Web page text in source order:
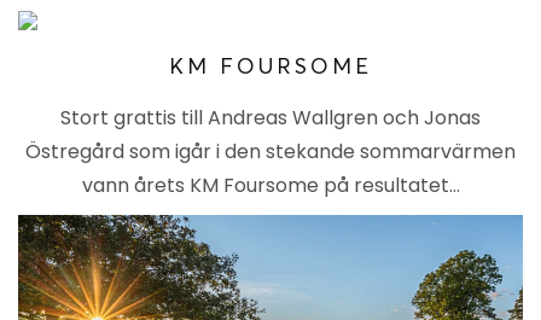
KM FOURSOME
Stort grattis till Andreas Wallgren och Jonas
Östregård som igår i den stekande sommarvärmen
vann årets KM Foursome på resultatet…